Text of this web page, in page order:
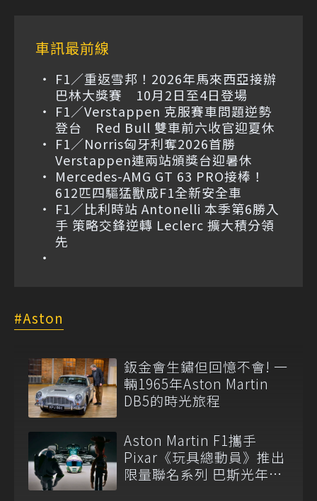
車訊最前線
F1／重返雪邦！2026年馬來西亞接辦
巴林大獎賽 10月2日至4日登場
F1／Verstappen 克服賽車問題逆勢
登台 Red Bull 雙車前六收官迎夏休
F1／Norris匈牙利奪2026首勝
Verstappen連兩站頒獎台迎暑休
Mercedes-AMG GT 63 PRO接棒！
612匹四驅猛獸成F1全新安全車
F1／比利時站 Antonelli 本季第6勝入
手 策略交鋒逆轉 Leclerc 擴大積分領
先
Aston
鈑金會生鏽但回憶不會! 一
輛1965年Aston Martin
DB5的時光旅程
Aston Martin F1攜手
Pixar《玩具總動員》推出
限量聯名系列 巴斯光年頭